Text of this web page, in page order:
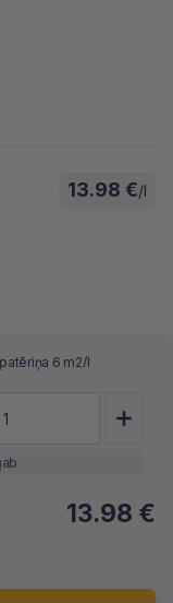
13.98 €/l
6 m2/l
13.98 €